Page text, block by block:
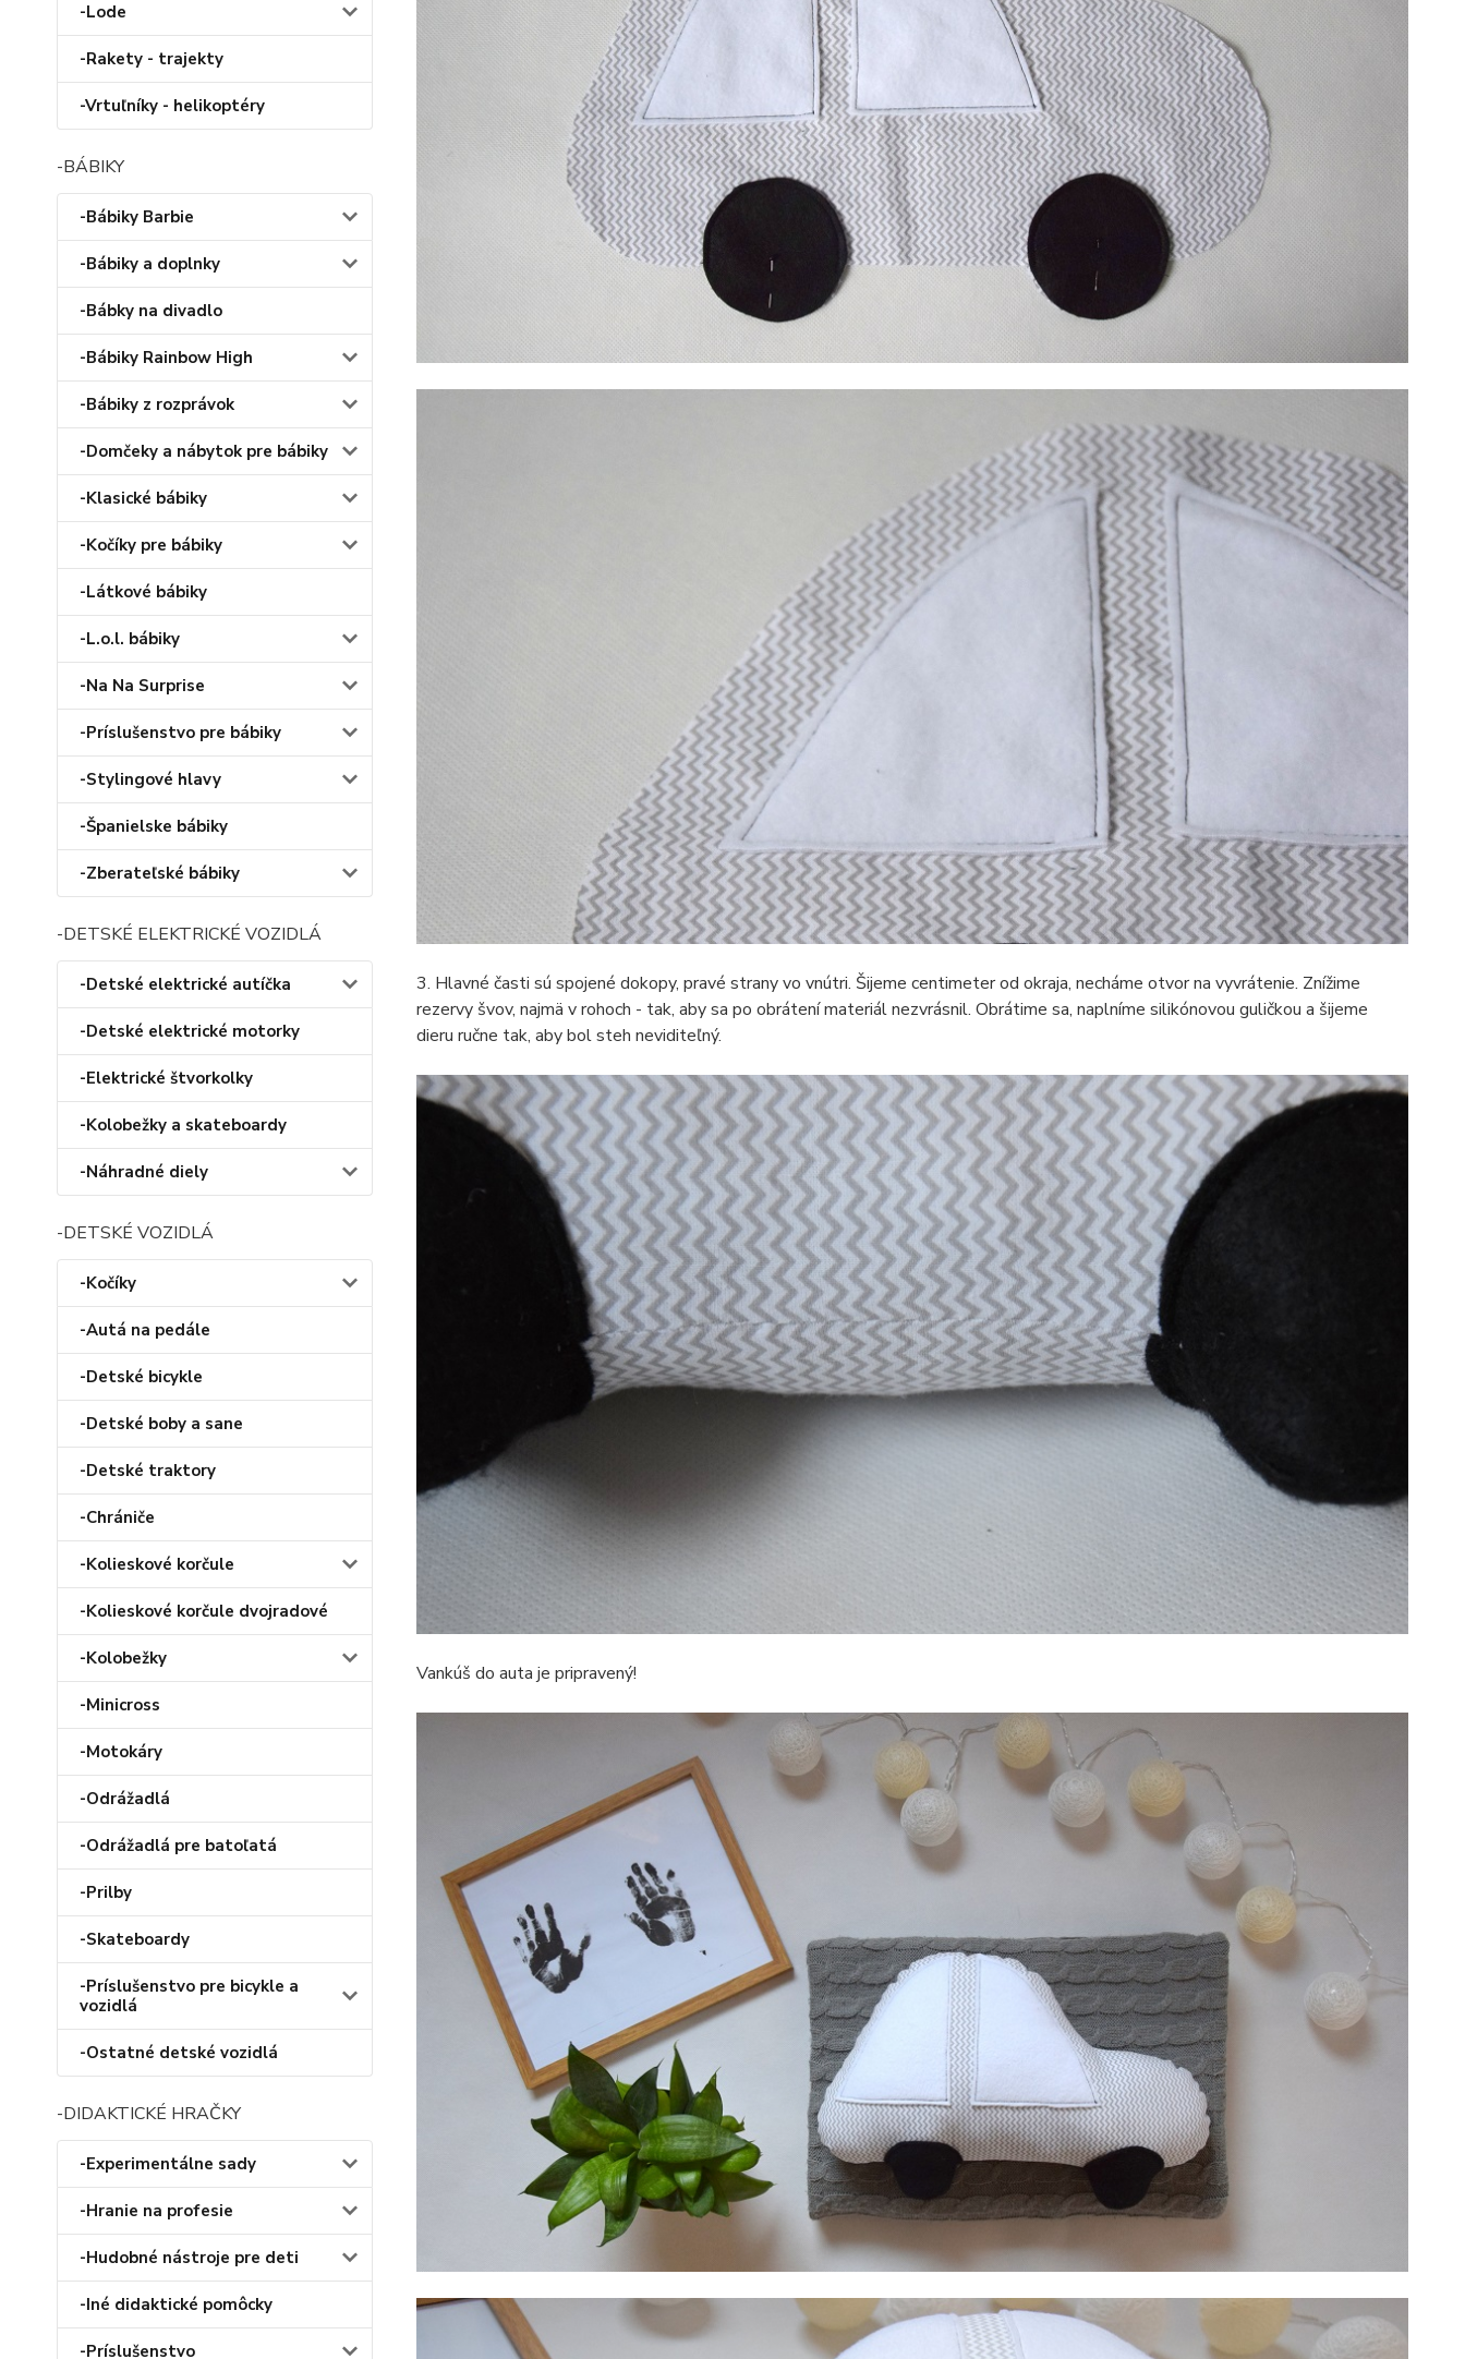
-Lode
-Rakety - trajekty
-Vrtuľníky - helikoptéry
-BÁBIKY
-Bábiky Barbie
-Bábiky a doplnky
-Bábky na divadlo
-Bábiky Rainbow High
-Bábiky z rozprávok
-Domčeky a nábytok pre bábiky
-Klasické bábiky
-Kočíky pre bábiky
-Látkové bábiky
-L.o.l. bábiky
-Na Na Surprise
-Príslušenstvo pre bábiky
-Stylingové hlavy
-Španielske bábiky
-Zberateľské bábiky
-DETSKÉ ELEKTRICKÉ VOZIDLÁ
-Detské elektrické autíčka
-Detské elektrické motorky
-Elektrické štvorkolky
-Kolobežky a skateboardy
-Náhradné diely
-DETSKÉ VOZIDLÁ
-Kočíky
-Autá na pedále
-Detské bicykle
-Detské boby a sane
-Detské traktory
-Chrániče
-Kolieskové korčule
-Kolieskové korčule dvojradové
-Kolobežky
-Minicross
-Motokáry
-Odrážadlá
-Odrážadlá pre batoľatá
-Prilby
-Skateboardy
-Príslušenstvo pre bicykle a
vozidlá
-Ostatné detské vozidlá
-DIDAKTICKÉ HRAČKY
-Experimentálne sady
-Hranie na profesie
-Hudobné nástroje pre deti
-Iné didaktické pomôcky
-Príslušenstvo
3. Hlavné časti sú spojené dokopy, pravé strany vo vnútri. Šijeme centimeter od okraja, necháme otvor na vyvrátenie. Znížime
rezervy švov, najmä v rohoch - tak, aby sa po obrátení materiál nezvrásnil. Obrátime sa, naplníme silikónovou guličkou a šijeme
dieru ručne tak, aby bol steh neviditeľný.
Vankúš do auta je pripravený!